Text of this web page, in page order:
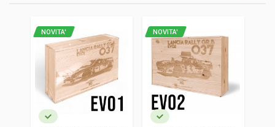
9788899026851
LINGUA DEL TESTO
Inglese, Italiano
NOVITA' NOVITA'